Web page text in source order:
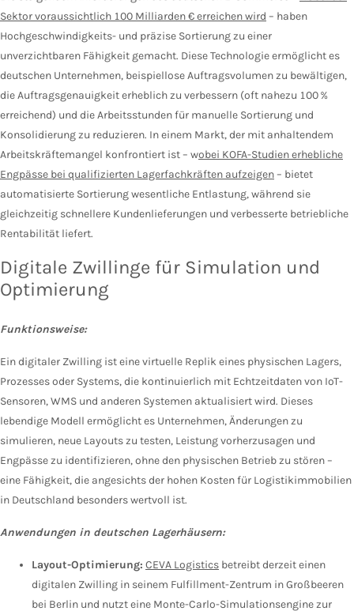
Sektor voraussichtlich 100 Milliarden € erreichen wird – haben
Hochgeschwindigkeits- und präzise Sortierung zu einer
unverzichtbaren Fähigkeit gemacht. Diese Technologie ermöglicht es
deutschen Unternehmen, beispiellose Auftragsvolumen zu bewältigen,
die Auftragsgenauigkeit erheblich zu verbessern (oft nahezu 100 %
erreichend) und die Arbeitsstunden für manuelle Sortierung und
Konsolidierung zu reduzieren. In einem Markt, der mit anhaltendem
Arbeitskräftemangel konfrontiert ist – wobei KOFA-Studien erhebliche
Engpässe bei qualifizierten Lagerfachkräften aufzeigen – bietet
automatisierte Sortierung wesentliche Entlastung, während sie
gleichzeitig schnellere Kundenlieferungen und verbesserte betriebliche
Rentabilität liefert.
Digitale Zwillinge für Simulation und
Optimierung
Funktionsweise:
Ein digitaler Zwilling ist eine virtuelle Replik eines physischen Lagers,
Prozesses oder Systems, die kontinuierlich mit Echtzeitdaten von IoT-
Sensoren, WMS und anderen Systemen aktualisiert wird. Dieses
lebendige Modell ermöglicht es Unternehmen, Änderungen zu
simulieren, neue Layouts zu testen, Leistung vorherzusagen und
Engpässe zu identifizieren, ohne den physischen Betrieb zu stören –
eine Fähigkeit, die angesichts der hohen Kosten für Logistikimmobilien
in Deutschland besonders wertvoll ist.
Anwendungen in deutschen Lagerhäusern:
Layout-Optimierung: CEVA Logistics betreibt derzeit einen
digitalen Zwilling in seinem Fulfillment-Zentrum in Großbeeren
bei Berlin und nutzt eine Monte-Carlo-Simulationsengine zur